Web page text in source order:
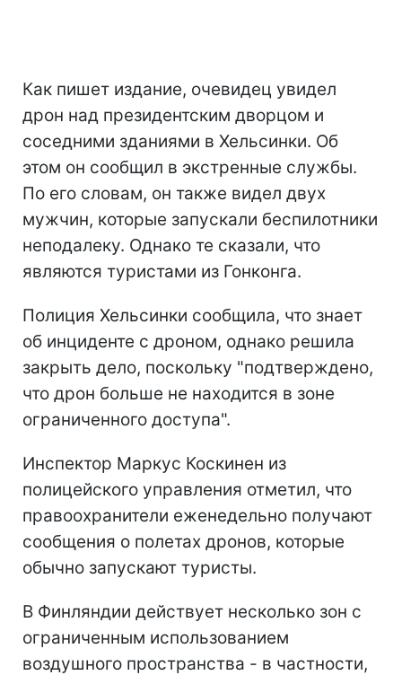
Как пишет издание, очевидец увидел
дрон над президентским дворцом и
соседними зданиями в Хельсинки. Об
этом он сообщил в экстренные службы.
По его словам, он также видел двух
мужчин, которые запускали беспилотники
неподалеку. Однако те сказали, что
являются туристами из Гонконга.
Полиция Хельсинки сообщила, что знает
об инциденте с дроном, однако решила
закрыть дело, поскольку "подтверждено,
что дрон больше не находится в зоне
ограниченного доступа".
Инспектор Маркус Коскинен из
полицейского управления отметил, что
правоохранители еженедельно получают
сообщения о полетах дронов, которые
обычно запускают туристы.
В Финляндии действует несколько зон с
ограниченным использованием
воздушного пространства - в частности,